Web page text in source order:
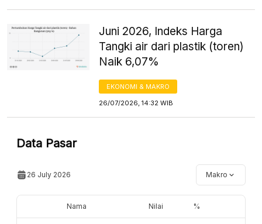
Juni 2026, Indeks Harga
Tangki air dari plastik (toren)
Naik 6,07%
EKONOMI & MAKRO
26/07/2026, 14:32 WIB
Data Pasar
26 July 2026 Makro
Nama Nilai %